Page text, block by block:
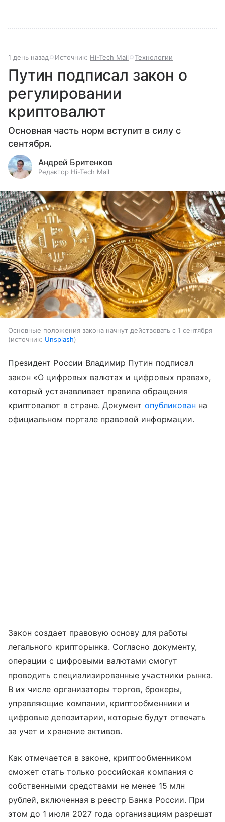
1 день назад Источник: Hi-Tech Mail Технологии
Путин подписал закон о
регулировании
криптовалют
Основная часть норм вступит в силу с
сентября.
Андрей Бритенков
Редактор Hi-Tech Mail
Основные положения закона начнут действовать с 1 сентября
источник: Unsplash
Президент России Владимир Путин подписал
закон «О цифровых валютах и цифровых правах»,
который устанавливает правила обращения
криптовалют в стране. Документ опубликован на
официальном портале правовой информации.
Закон создает правовую основу для работы
легального крипторынка. Согласно документу,
операции с цифровыми валютами смогут
проводить специализированные участники рынка.
В их числе организаторы торгов, брокеры,
управляющие компании, криптообменники и
цифровые депозитарии, которые будут отвечать
за учет и хранение активов.
Как отмечается в законе, криптообменником
сможет стать только российская компания с
собственными средствами не менее 15 млн
рублей, включенная в реестр Банка России. При
этом до 1 июля 2027 года организациям разрешат